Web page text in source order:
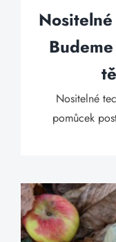
Nositelné
pomůcek